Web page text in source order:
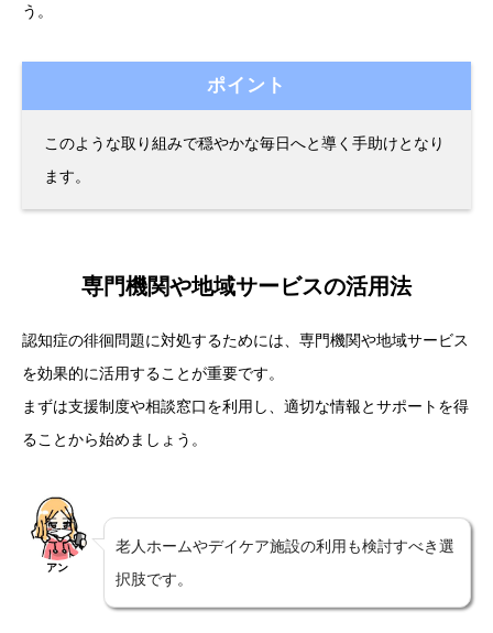
う。
ポイント
このような取り組みで穏やかな毎日へと導く手助けとなり
ます。
専門機関や地域サービスの活用法
認知症の徘徊問題に対処するためには、専門機関や地域サービス
を効果的に活用することが重要です。
まずは支援制度や相談窓口を利用し、適切な情報とサポートを得
ることから始めましょう。
アン
老人ホームやデイケア施設の利用も検討すべき選
択肢です。